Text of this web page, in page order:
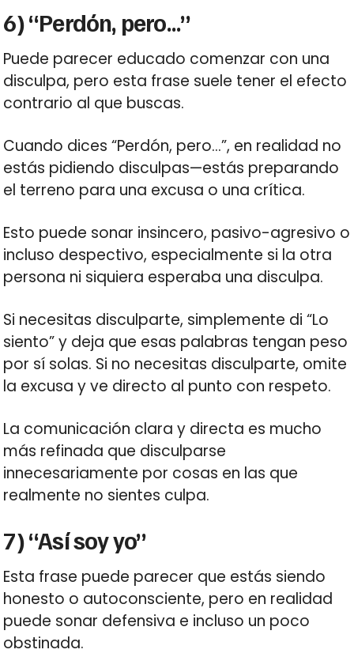
6) “Perdón, pero…”
Puede parecer educado comenzar con una
disculpa, pero esta frase suele tener el efecto
contrario al que buscas.
Cuando dices “Perdón, pero…”, en realidad no
estás pidiendo disculpas—estás preparando
el terreno para una excusa o una crítica.
Esto puede sonar insincero, pasivo-agresivo o
incluso despectivo, especialmente si la otra
persona ni siquiera esperaba una disculpa.
Si necesitas disculparte, simplemente di “Lo
siento” y deja que esas palabras tengan peso
por sí solas. Si no necesitas disculparte, omite
la excusa y ve directo al punto con respeto.
La comunicación clara y directa es mucho
más refinada que disculparse
innecesariamente por cosas en las que
realmente no sientes culpa.
7) “Así soy yo”
Esta frase puede parecer que estás siendo
honesto o autoconsciente, pero en realidad
puede sonar defensiva e incluso un poco
obstinada.